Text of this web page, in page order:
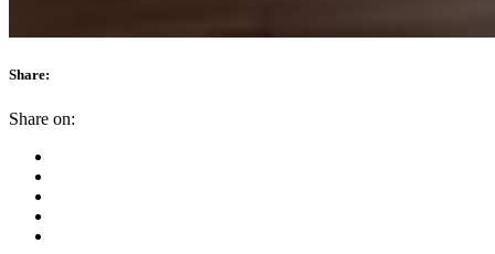
Share:
Share on: